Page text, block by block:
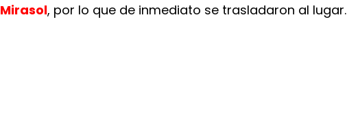
Mirasol, por lo que de inmediato se trasladaron al lugar.